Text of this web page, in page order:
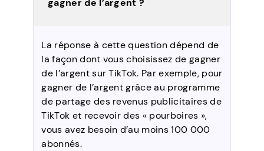
gagner de l’argent ?
La réponse à cette question dépend de
la façon dont vous choisissez de gagner
de l’argent sur TikTok. Par exemple, pour
gagner de l’argent grâce au programme
de partage des revenus publicitaires de
TikTok et recevoir des « pourboires »,
vous avez besoin d’au moins 100 000
abonnés.